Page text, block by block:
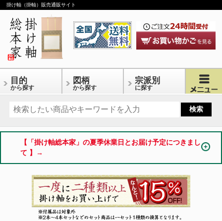
掛け軸（掛軸）販売通販サイト
目的
から探す
図柄
から探す
宗派別
に探す
【「掛け軸総本家」の夏季休業日とお届け予定につきまし
て 】→